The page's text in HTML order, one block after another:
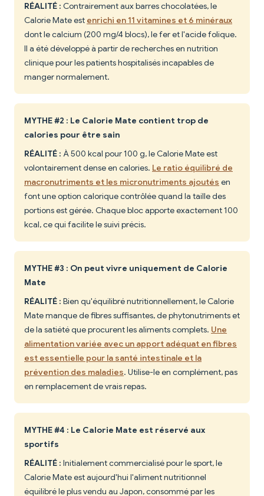
RÉALITÉ : Contrairement aux barres chocolatées, le
Calorie Mate est enrichi en 11 vitamines et 6 minéraux
dont le calcium (200 mg/4 blocs), le fer et l'acide folique.
Il a été développé à partir de recherches en nutrition
clinique pour les patients hospitalisés incapables de
manger normalement.
MYTHE #2 : Le Calorie Mate contient trop de
calories pour être sain
RÉALITÉ : À 500 kcal pour 100 g, le Calorie Mate est
volontairement dense en calories. Le ratio équilibré de
macronutriments et les micronutriments ajoutés en
font une option calorique contrôlée quand la taille des
portions est gérée. Chaque bloc apporte exactement 100
kcal, ce qui facilite le suivi précis.
MYTHE #3 : On peut vivre uniquement de Calorie
Mate
RÉALITÉ : Bien qu'équilibré nutritionnellement, le Calorie
Mate manque de fibres suffisantes, de phytonutriments et
de la satiété que procurent les aliments complets. Une
alimentation variée avec un apport adéquat en fibres
est essentielle pour la santé intestinale et la
prévention des maladies. Utilise-le en complément, pas
en remplacement de vrais repas.
MYTHE #4 : Le Calorie Mate est réservé aux
sportifs
RÉALITÉ : Initialement commercialisé pour le sport, le
Calorie Mate est aujourd'hui l'aliment nutritionnel
équilibré le plus vendu au Japon, consommé par les